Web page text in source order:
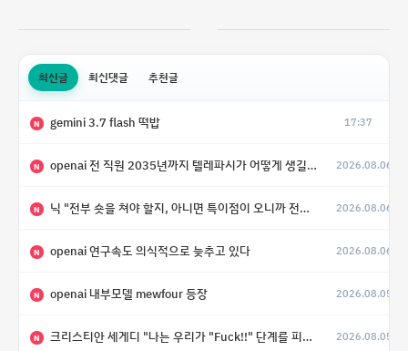
최신글 최신댓글 추천글
N gemini 3.7 flash 떡밥 17:37
N openai 전 직원 2035년까지 텔레파시가 어떻게 생길 수 있는지 2026.08.06
N 닉 "전부 숏을 쳐야 할지, 아니면 특이점이 오니까 전부 롱을 쳐야 할지 모르겠다.” 2026.08.06
N openai 연구속도 의식적으로 늦추고 있다 2026.08.06
N openai 내부모델 mewfour 등장 2026.08.05
N 크리스티안 세게디 "나는 우리가 "Fuck!!" 단계를 피할 수 있기를 바랄 뿐" 2026.08.05